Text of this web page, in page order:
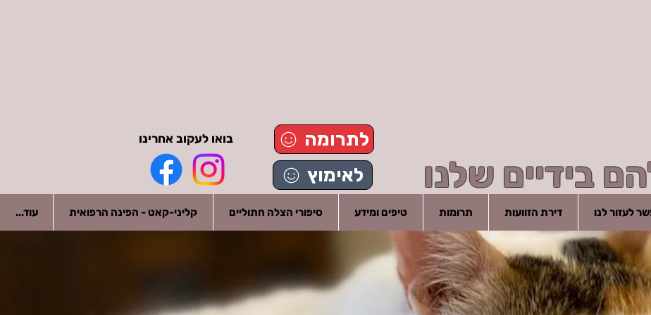
בידיים שלנו
לעזור לנו דירת הזוועות תרומות טיפים ומידע סיפורי הצלה חתוליים קליני-קאט - הפינה הרפואית עוד...
בואו לעקוב אחרינו
לתרומה
לאימוץ